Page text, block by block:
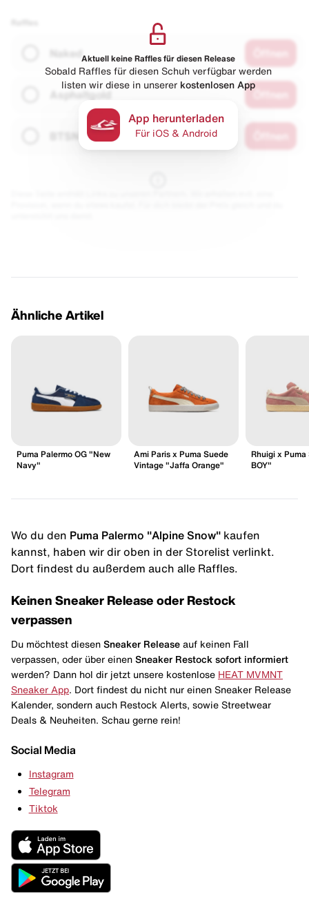
Naked
Asphaltgold
Aktuell keine Raffles für diesen Release
Sobald Raffles für diesen Schuh verfügbar werden
listen wir diese in unserer kostenlosen App
App herunterladen
Für iOS & Android
Ähnliche Artikel
Puma Palermo OG "New
Navy"
Ami Paris x Puma Suede
Vintage "Jaffa Orange"
Rhuigi x
BOY"
Wo du den Puma Palermo "Alpine Snow" kaufen
kannst, haben wir dir oben in der Storelist verlinkt.
Dort findest du außerdem auch alle Raffles.
Keinen Sneaker Release oder Restock
verpassen
Du möchtest diesen Sneaker Release auf keinen Fall
verpassen, oder über einen Sneaker Restock sofort informiert
werden? Dann hol dir jetzt unsere kostenlose HEAT MVMNT
Sneaker App . Dort findest du nicht nur einen Sneaker Release
Kalender, sondern auch Restock Alerts, sowie Streetwear
Deals & Neuheiten. Schau gerne rein!
Social Media
Instagram
Telegram
Tiktok